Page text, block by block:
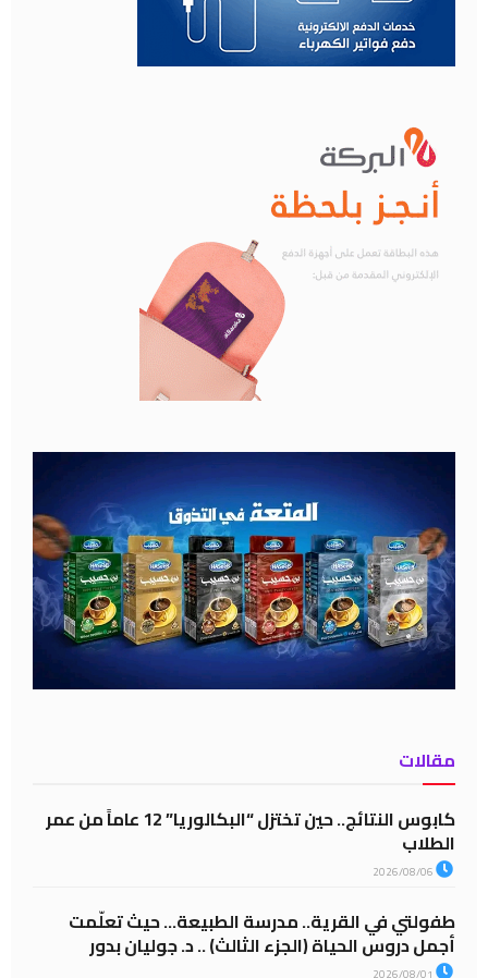
مقالات
كابوس النتائج.. حين تختزل “البكالوريا” 12 عاماً من عمر
الطلاب
طفولتي في القرية.. مدرسة الطبيعة… حيث تعلّمت
أجمل دروس الحياة (الجزء الثالث) .. د. جوليان بدور